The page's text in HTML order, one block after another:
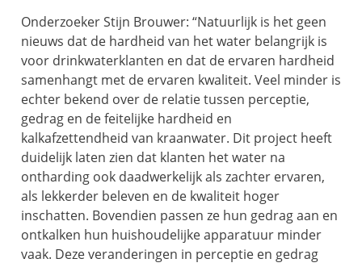
Onderzoeker Stijn Brouwer: “Natuurlijk is het geen
nieuws dat de hardheid van het water belangrijk is
voor drinkwaterklanten en dat de ervaren hardheid
samenhangt met de ervaren kwaliteit. Veel minder is
echter bekend over de relatie tussen perceptie,
gedrag en de feitelijke hardheid en
kalkafzettendheid van kraanwater. Dit project heeft
duidelijk laten zien dat klanten het water na
ontharding ook daadwerkelijk als zachter ervaren,
als lekkerder beleven en de kwaliteit hoger
inschatten. Bovendien passen ze hun gedrag aan en
ontkalken hun huishoudelijke apparatuur minder
vaak. Deze veranderingen in perceptie en gedrag